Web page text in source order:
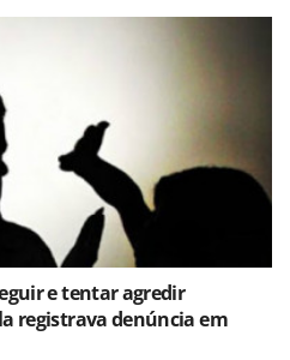
e tentar agredir
registrava denúncia em